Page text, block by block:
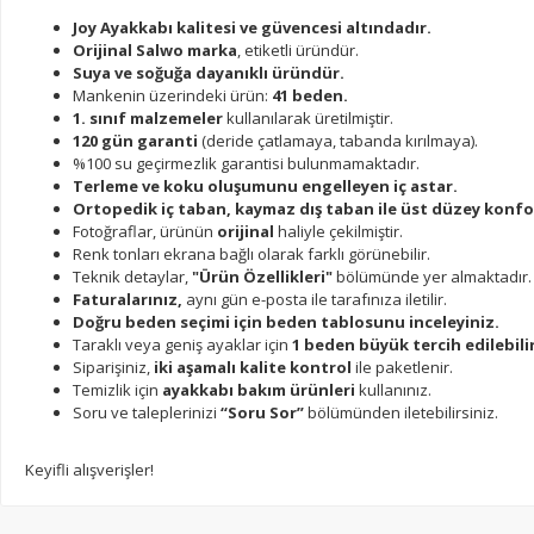
Joy Ayakkabı kalitesi ve güvencesi altındadır.
Orijinal Salwo marka, etiketli üründür.
Suya ve soğuğa dayanıklı üründür.
Mankenin üzerindeki ürün: 41 beden.
1. sınıf malzemelerkullanılarak üretilmiştir.
120 gün garanti (deride çatlamaya, tabanda kırılmaya).
%100 su geçirmezlik garantisi bulunmamaktadır.
Terleme ve koku oluşumunu engelleyen iç astar.
Ortopedik iç taban, kaymaz dış taban ile üst düzey
Fotoğraflar, ürünün orijinal haliyle çekilmiştir.
Renk tonları ekrana bağlı olarak farklı görünebilir.
Teknik detaylar,"Ürün Özellikleri"bölümünde yer almaktadır.
Faturalarınız, aynı gün e-posta ile tarafınıza iletilir.
Doğru beden seçimi için beden tablosunu inceleyiniz.
Taraklı veya geniş ayaklar için 1 beden büyük tercih
Siparişiniz, iki aşamalı kalite kontrol ile paketlenir.
Temizlik için ayakkabı bakım ürünleri kullanınız.
Soru ve taleplerinizi “Soru Sor”bölümünden iletebilirsiniz.
Keyifli alışverişler!